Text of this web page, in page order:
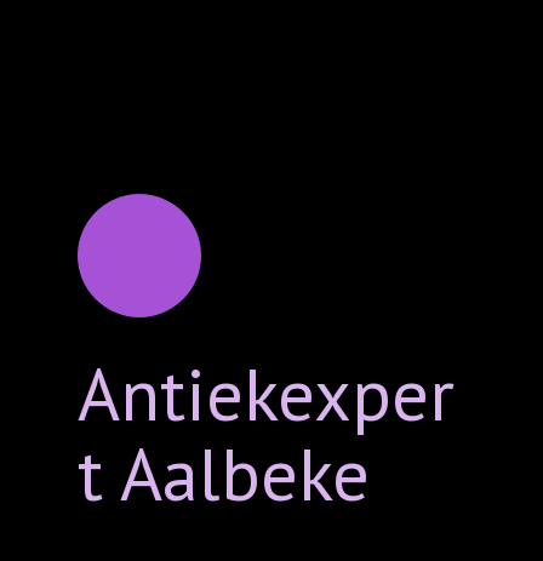
Antiekexper
t Aalbeke